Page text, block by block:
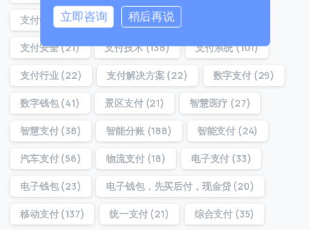
支付中台 (36) 支付体系(22)
支付安全(21) 支付技术(138) 支付系统(101)
支付行业(22) 支付解决方案(22) 数字支付(29)
数字钱包(41) 景区支付(21) 智慧医疗 (27)
智慧支付(38) 智能分账(188) 智能支付 (24)
汽车支付(56) 物流支付(18) 电子支付 (33)
电子钱包(23) 电子钱包，先买后付，现金贷(20)
移动支付(137) 统一支付(21) 综合支付 (35)
0 / 180
访问历史
提交
我们通常的回复时间：30 分钟内
立即咨询 稍后再说